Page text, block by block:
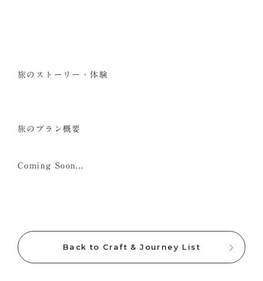
旅のストーリー・体験
旅のプラン概要
Coming Soon...
Back to Craft & Journey List